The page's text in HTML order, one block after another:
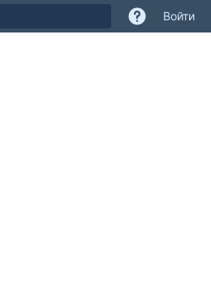
Войти